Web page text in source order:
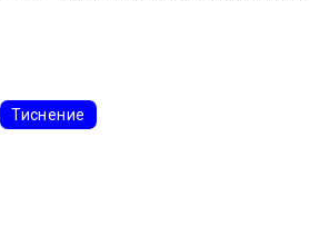
Тиснение